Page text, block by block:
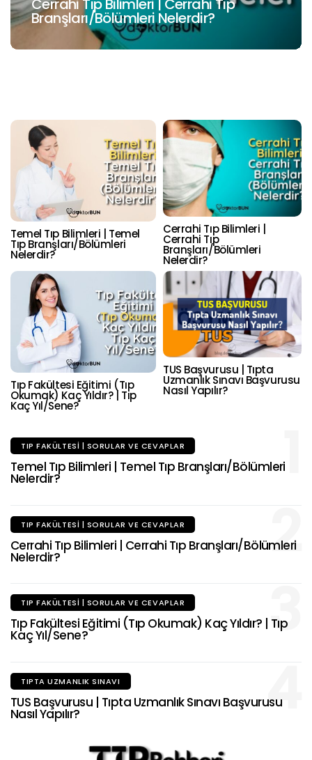
Cerrahi Tıp Bilimleri | Cerrahi Tıp
Branşları/Bölümleri Nelerdir?
Temel Tıp Bilimleri | Temel
Tıp Branşları/Bölümleri
Nelerdir?
Cerrahi Tıp Bilimleri |
Cerrahi Tıp
Branşları/Bölümleri
Nelerdir?
Tıp Fakültesi Eğitimi (Tıp
Okumak) Kaç Yıldır? | Tıp
Kaç Yıl/Sene?
TUS Başvurusu | Tıpta
Uzmanlık Sınavı Başvurusu
Nasıl Yapılır?
1
TIP FAKÜLTESI | SORULAR VE CEVAPLAR
Temel Tıp Bilimleri | Temel Tıp Branşları/Bölümleri
Nelerdir?
2
TIP FAKÜLTESI | SORULAR VE CEVAPLAR
Cerrahi Tıp Bilimleri | Cerrahi Tıp Branşları/Bölümleri
Nelerdir?
3
TIP FAKÜLTESI | SORULAR VE CEVAPLAR
Tıp Fakültesi Eğitimi (Tıp Okumak) Kaç Yıldır? | Tıp
Kaç Yıl/Sene?
4
TIPTA UZMANLIK SINAVI
TUS Başvurusu | Tıpta Uzmanlık Sınavı Başvurusu
Nasıl Yapılır?